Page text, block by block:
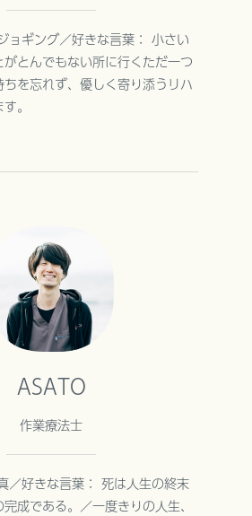
ョギング／好きな言葉： 小さい
とんでもない所に行くただ一つ
を忘れず、優しく寄り添うリハ
。
ASATO
作業療法士
／好きな言葉： 死は人生の終末
成である。／一度きりの人生、